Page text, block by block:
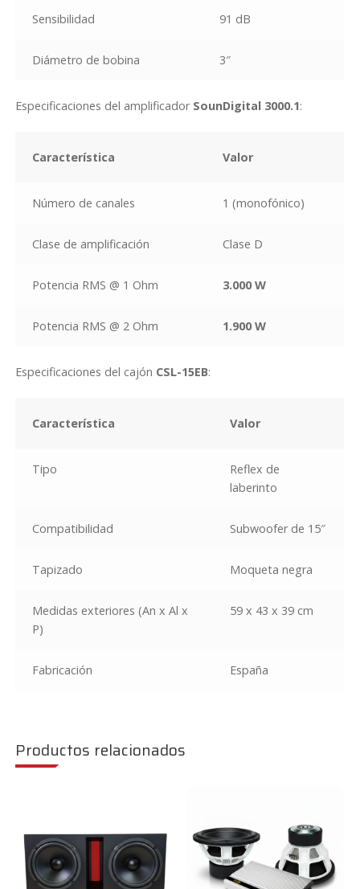
Sensibilidad 91 dB
Diámetro de bobina 3″
Especificaciones del amplificador SounDigital 3000.1:
Característica Valor
Número de canales 1 (monofónico)
Clase de amplificación Clase D
Potencia RMS @ 1 Ohm 3.000 W
Potencia RMS @ 2 Ohm 1.900 W
Especificaciones del cajón CSL-15EB:
Característica Valor
Tipo
Reflex de
laberinto
Compatibilidad Subwoofer de 15″
Tapizado Moqueta negra
Medidas exteriores (An x Al x
P)
59 x 43 x 39 cm
Fabricación España
Productos relacionados